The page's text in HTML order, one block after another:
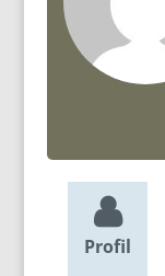
Profil